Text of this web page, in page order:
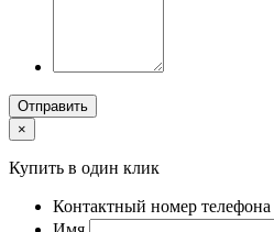
Отправить
×
Купить в один клик
Контактный номер телефона